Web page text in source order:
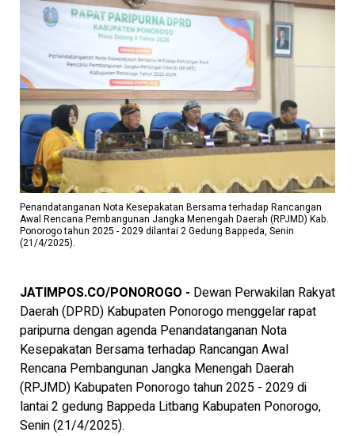
Penandatanganan Nota Kesepakatan Bersama terhadap Rancangan
Awal Rencana Pembangunan Jangka Menengah Daerah (RPJMD) Kab.
Ponorogo tahun 2025 - 2029 dilantai 2 Gedung Bappeda, Senin
(21/4/2025).
JATIMPOS.CO/PONOROGO - Dewan Perwakilan Rakyat
Daerah (DPRD) Kabupaten Ponorogo menggelar rapat
paripurna dengan agenda Penandatanganan Nota
Kesepakatan Bersama terhadap Rancangan Awal
Rencana Pembangunan Jangka Menengah Daerah
(RPJMD) Kabupaten Ponorogo tahun 2025 - 2029 di
lantai 2 gedung Bappeda Litbang Kabupaten Ponorogo,
Senin (21/4/2025).